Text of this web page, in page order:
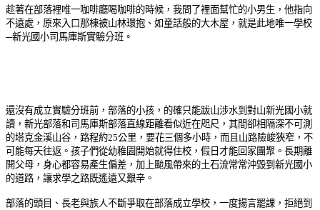
趁著在部落裡唯一咖啡廳喝咖啡的時候，我問了裡面幫忙的小男生，他指向
不遠處，原來入口那棟被山林環抱、如童話般的大木屋，就是此地唯一學校
─新光國小司馬庫斯實驗分班。
還沒有成立實驗分班前，部落的小孩，的確只能跋山涉水到對山新光國小就
讀，新光部落和司馬庫斯部落直線距離看似近在咫尺，其間卻相隔深不可測
的塔克金溪山谷，路程約25公里，要花三個多小時，而且山路險峻狹窄，不
可能每天往返。孩子們從幼稚園開始就得住校，假日才能回家團聚。長期離
開父母，身心都容易產生偏差，加上颱風帶來的土石流常常沖毀到新光國小
的道路，讓求學之路既遙遠又艱辛。
部落的頭目、長老與族人不斷爭取在部落成立學校，一度揚言罷課，拒絕到